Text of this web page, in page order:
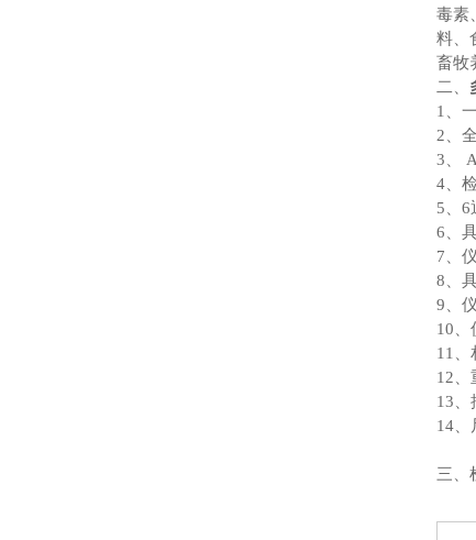
毒素
料、
畜牧
二、
1、
2、
3、
4、
5、6
6、
7、
8、
9、
10、
11、
12、
13、
14、
三、